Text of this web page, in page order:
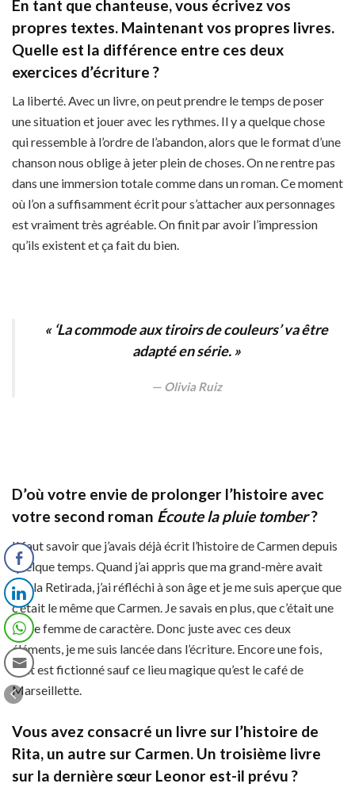
En tant que chanteuse, vous écrivez vos
propres textes. Maintenant vos propres livres.
Quelle est la différence entre ces deux
exercices d’écriture ?
La liberté. Avec un livre, on peut prendre le temps de poser
une situation et jouer avec les rythmes. Il y a quelque chose
qui ressemble à l’ordre de l’abandon, alors que le format d’une
chanson nous oblige à jeter plein de choses. On ne rentre pas
dans une immersion totale comme dans un roman. Ce moment
où l’on a suffisamment écrit pour s’attacher aux personnages
est vraiment très agréable. On finit par avoir l’impression
qu’ils existent et ça fait du bien.
« ‘La commode aux tiroirs de couleurs’ va être
adapté en série. »
Olivia Ruiz
D’où votre envie de prolonger l’histoire avec
votre second roman Écoute la pluie tomber?
Il faut savoir que j’avais déjà écrit l’histoire de Carmen depuis
quelque temps. Quand j’ai appris que ma grand-mère avait
fait la Retirada, j’ai réfléchi à son âge et je me suis aperçue que
c’était le même que Carmen. Je savais en plus, que c’était une
jeune femme de caractère. Donc juste avec ces deux
éléments, je me suis lancée dans l’écriture. Encore une fois,
tout est fictionné sauf ce lieu magique qu’est le café de
Marseillette.
Vous avez consacré un livre sur l’histoire de
Rita, un autre sur Carmen. Un troisième livre
sur la dernière sœur Leonor est-il prévu ?